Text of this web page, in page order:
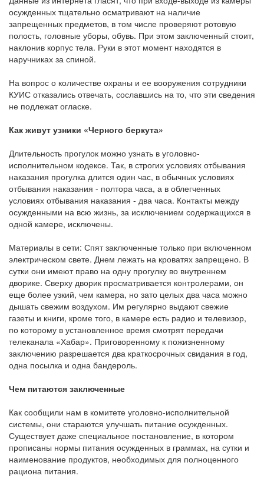
осужденных тщательно осматривают на наличие
запрещенных предметов, в том числе проверяют ротовую
полость, головные уборы, обувь. При этом заключенный стоит,
наклонив корпус тела. Руки в этот момент находятся в
наручниках за спиной.
На вопрос о количестве охраны и ее вооружения сотрудники
КУИС отказались отвечать, сославшись на то, что эти сведения
не подлежат огласке.
Как живут узники «Черного беркута»
Длительность прогулок можно узнать в уголовно-
исполнительном кодексе. Так, в строгих условиях отбывания
наказания прогулка длится один час, в обычных условиях
отбывания наказания - полтора часа, а в облегченных
условиях отбывания наказания - два часа. Контакты между
осужденными на всю жизнь, за исключением содержащихся в
одной камере, исключены.
Материалы в сети: Спят заключенные только при включенном
электрическом свете. Днем лежать на кроватях запрещено. В
сутки они имеют право на одну прогулку во внутреннем
дворике. Сверху дворик просматривается контролерами, он
еще более узкий, чем камера, но зато целых два часа можно
дышать свежим воздухом. Им регулярно выдают свежие
газеты и книги, кроме того, в камере есть радио и телевизор,
по которому в установленное время смотрят передачи
телеканала «Хабар». Приговоренному к пожизненному
заключению разрешается два краткосрочных свидания в год,
одна посылка и одна бандероль.
Чем питаются заключенные
Как сообщили нам в комитете уголовно-исполнительной
системы, они стараются улучшать питание осужденных.
Существует даже специальное постановление, в котором
прописаны нормы питания осужденных в граммах, на сутки и
наименование продуктов, необходимых для полноценного
рациона питания.